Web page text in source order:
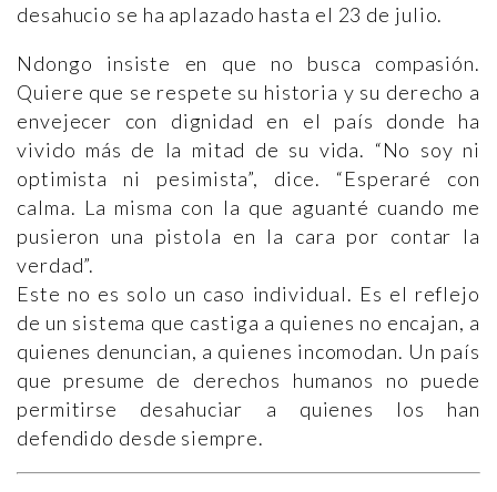
desahucio se ha aplazado hasta el 23 de julio.
Ndongo insiste en que no busca compasión.
Quiere que se respete su historia y su derecho a
envejecer con dignidad en el país donde ha
vivido más de la mitad de su vida. “No soy ni
optimista ni pesimista”, dice. “Esperaré con
calma. La misma con la que aguanté cuando me
pusieron una pistola en la cara por contar la
verdad”.
Este no es solo un caso individual. Es el reflejo
de un sistema que castiga a quienes no encajan, a
quienes denuncian, a quienes incomodan. Un país
que presume de derechos humanos no puede
permitirse desahuciar a quienes los han
defendido desde siempre.